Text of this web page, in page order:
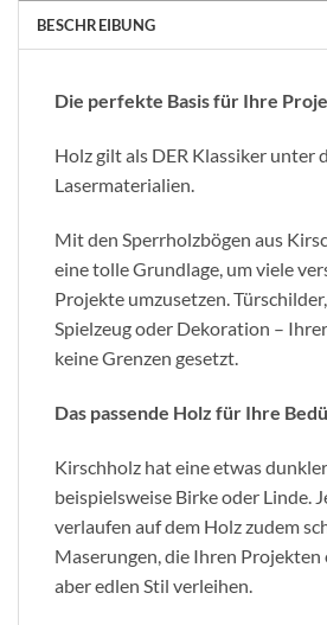
BESCHREIBUNG
Die perfekte Basis für Ihre
Holz gilt als DER Klassiker unter
Lasermaterialien.
Mit den Sperrholzbögen aus
eine tolle Grundlage, um viele
Projekte umzusetzen.
Spielzeug oder Dekoration –
keine Grenzen gesetzt.
Das passende Holz für Ihre
Kirschholz hat eine etwas
beispielsweise Birke oder Linde.
verlaufen auf dem Holz zudem
Maserungen, die Ihren
aber edlen Stil verleihen.